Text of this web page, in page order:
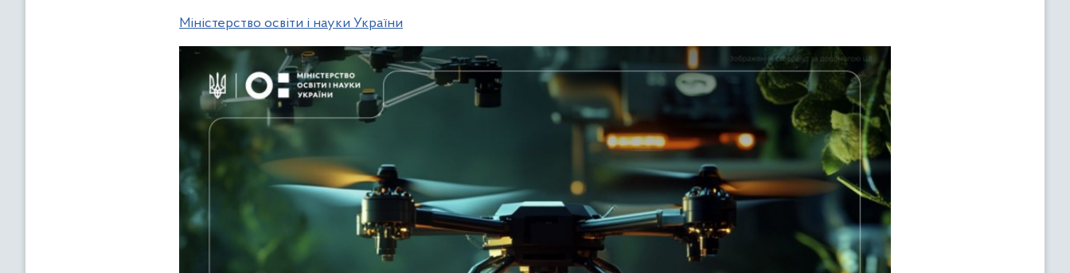
Міністерство освіти і науки України